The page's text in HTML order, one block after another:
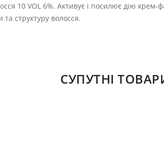
10 VOL 6%. Активує і посилює дію
структуру волосся.
СУПУТНІ